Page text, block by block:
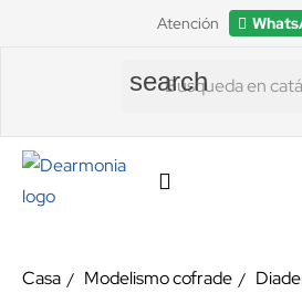
Atención
search
Casa Modelismo cofrade